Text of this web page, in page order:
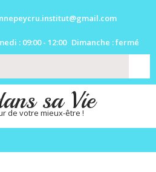
: 09:00 - 12:00 Dimanche : fermé
sa Vie
de votre mieux-être !